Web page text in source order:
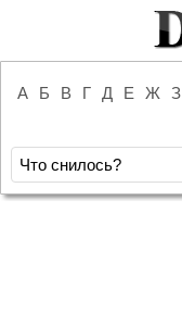
А Б В Г Д Е Ж З